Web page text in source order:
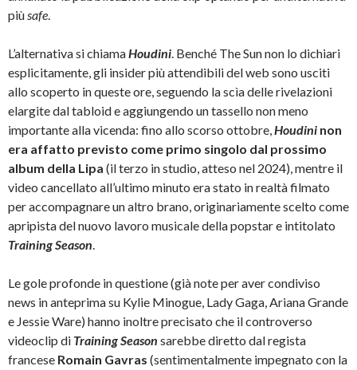
piùsafe.
L’alternativa si chiamaHoudini. Benché The Sun non lo dichiari
esplicitamente, gli insider più attendibili del web sono usciti
allo scoperto in queste ore, seguendo la scìa delle rivelazioni
elargite dal tabloid e aggiungendo un tassello non meno
importante alla vicenda: fino allo scorso ottobre,Houdini non
era affatto previsto come primo singolo dal prossimo
album della Lipa (il terzo in studio, atteso nel 2024), mentre il
video cancellato all’ultimo minuto era stato in realtà filmato
per accompagnare un altro brano, originariamente scelto come
apripista del nuovo lavoro musicale della popstar e intitolato
Training Season.
Le gole profonde in questione (già note per aver condiviso
news in anteprima su Kylie Minogue, Lady Gaga, Ariana Grande
e Jessie Ware) hanno inoltre precisato che il controverso
videoclip di Training Season sarebbe diretto dal regista
francese Romain Gavras (sentimentalmente impegnato con la